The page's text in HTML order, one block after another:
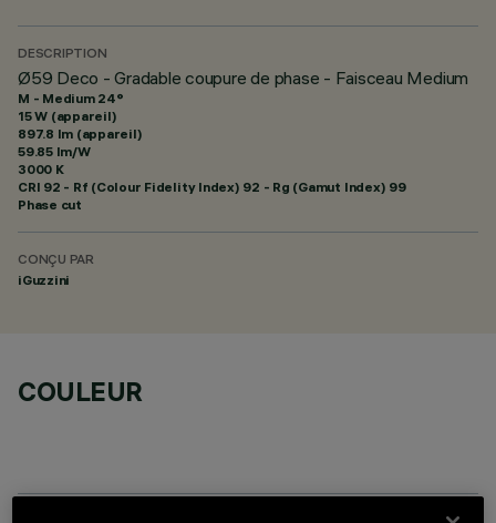
DESCRIPTION
Ø59 Deco - Gradable coupure de phase - Faisceau Medium
M - Medium 24°
15 W (appareil)
897.8 lm (appareil)
59.85 lm/W
3000 K
CRI 92 - Rf (Colour Fidelity Index) 92 - Rg (Gamut Index) 99
Phase cut
CONÇU PAR
iGuzzini
COULEUR